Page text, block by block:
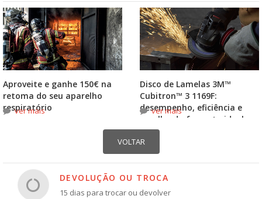
Aproveite e ganhe 150€ na
retoma do seu aparelho
respiratório
ver mais
Disco de Lamelas 3M™
Cubitron™ 3 1169F:
desempenho, eficiência e
escolha do formato ideal
ver mais
DEVOLUÇÃO OU TROCA
15 dias para trocar ou devolver